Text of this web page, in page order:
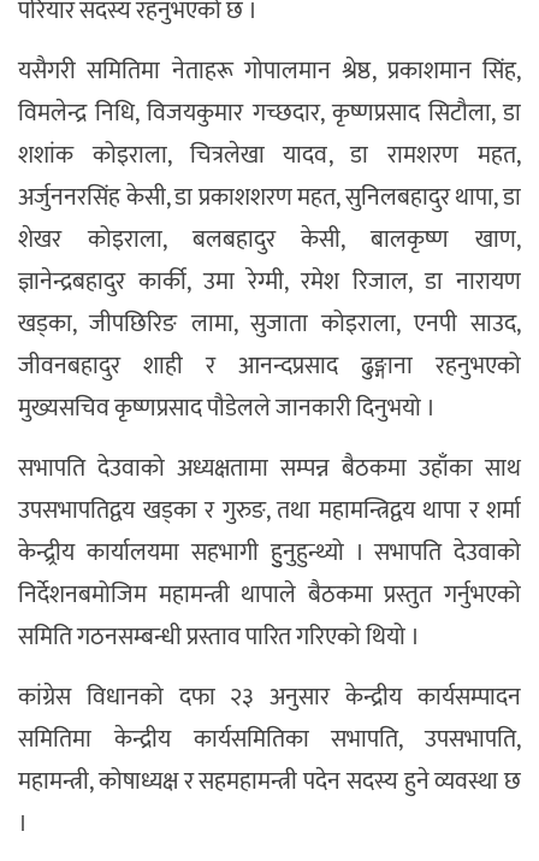
परियार सदस्य रहनुभएको छ ।
यसैगरी समितिमा नेताहरू गोपालमान श्रेष्ठ, प्रकाशमान सिंह,
विमलेन्द्र निधि, विजयकुमार गच्छदार, कृष्णप्रसाद सिटौला, डा
शशांक कोइराला, चित्रलेखा यादव, डा रामशरण महत,
अर्जुननरसिंह केसी, डा प्रकाशशरण महत, सुनिलबहादुर थापा, डा
शेखर कोइराला, बलबहादुर केसी, बालकृष्ण खाण,
ज्ञानेन्द्रबहादुर कार्की, उमा रेग्मी, रमेश रिजाल, डा नारायण
खड्का, जीपछिरिङ लामा, सुजाता कोइराला, एनपी साउद,
जीवनबहादुर शाही र आनन्दप्रसाद ढुङ्गाना रहनुभएको
मुख्यसचिव कृष्णप्रसाद पौडेलले जानकारी दिनुभयो ।
सभापति देउवाको अध्यक्षतामा सम्पन्न बैठकमा उहाँका साथ
उपसभापतिद्वय खड्का र गुरुङ, तथा महामन्त्रिद्वय थापा र शर्मा
केन्द्र्रीय कार्यालयमा सहभागी हुुनुहुन्थ्यो । सभापति देउवाको
निर्देशनबमोजिम महामन्त्री थापाले बैठकमा प्रस्तुत गर्नुभएको
समिति गठनसम्बन्धी प्रस्ताव पारित गरिएको थियो ।
कांग्रेस विधानको दफा २३ अनुसार केन्द्रीय कार्यसम्पादन
समितिमा केन्द्रीय कार्यसमितिका सभापति, उपसभापति,
महामन्त्री, कोषाध्यक्ष र सहमहामन्त्री पदेन सदस्य हुने व्यवस्था छ
।